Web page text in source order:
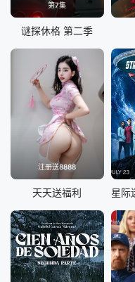
第7集
谜探休格 第二季
注册送8888
天天送福利